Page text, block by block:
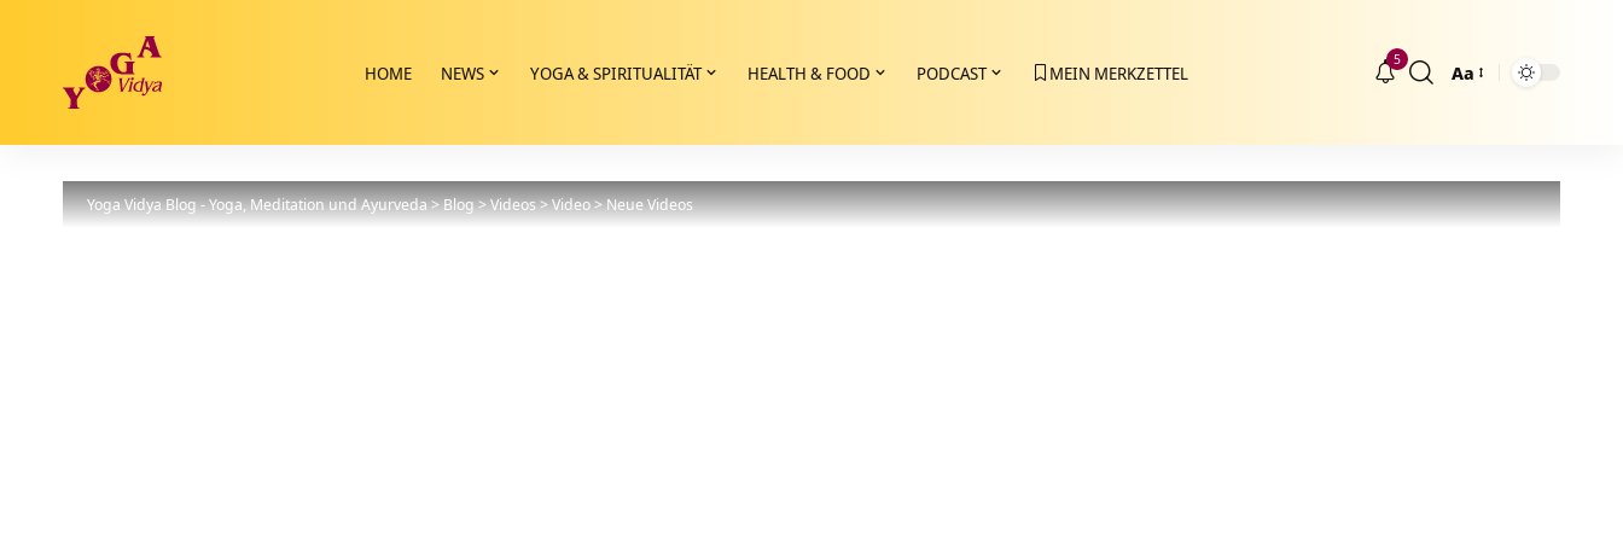
HOME NEWS YOGA & SPIRITUALITÄT HEALTH & FOOD PODCAST MEIN MERKZETTEL
5
Größenänderung
Aa
Yoga Vidya Blog - Yoga, Meditation und Ayurveda>Blog>Videos>Video>Neue Videos